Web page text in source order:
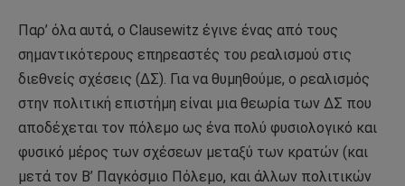
Παρ’ όλα αυτά, ο Clausewitz έγινε ένας από τους
σημαντικότερους επηρεαστές του ρεαλισμού στις
διεθνείς σχέσεις (ΔΣ). Για να θυμηθούμε, ο ρεαλισμός
στην πολιτική επιστήμη είναι μια θεωρία των ΔΣ που
αποδέχεται τον πόλεμο ως ένα πολύ φυσιολογικό και
φυσικό μέρος των σχέσεων μεταξύ των κρατών (και
μετά τον Β’ Παγκόσμιο Πόλεμο, και άλλων πολιτικών